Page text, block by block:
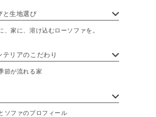
と生地選び
、家に、溶け込むローソファを。
テリアのこだわり
節が流れる家
ソファのプロフィール